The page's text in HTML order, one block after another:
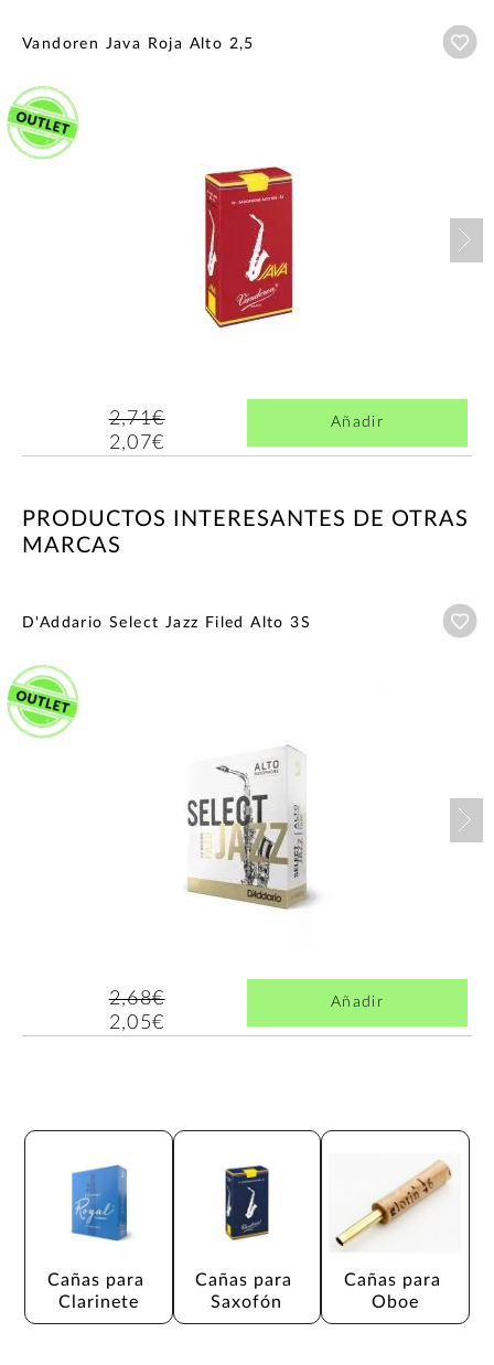
Vandoren Java Roja Alto 2,5
2,71€
2,07€
Añadir
PRODUCTOS INTERESANTES DE OTRAS
MARCAS
D'Addario Select Jazz Filed Alto 3S
2,68€
2,05€
Añadir
Cañas para
Clarinete
Cañas para
Saxofón
Cañas para
Oboe